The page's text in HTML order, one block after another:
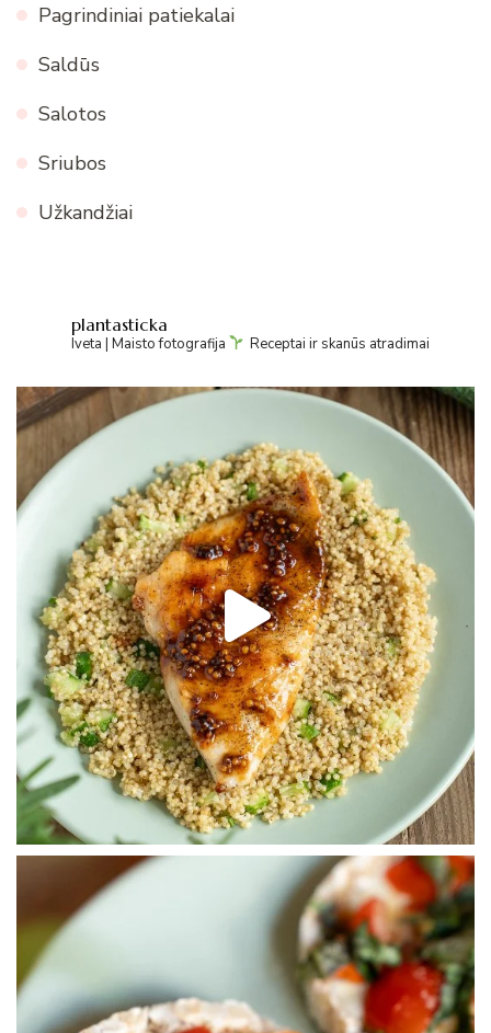
Pagrindiniai patiekalai
Saldūs
Salotos
Sriubos
Užkandžiai
plantasticka
Iveta | Maisto fotografija Receptai ir skanūs atradimai